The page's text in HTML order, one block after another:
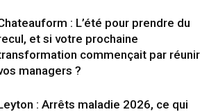
: L’été pour prendre du
et si votre prochaine
commençait par réunir
managers ?
: Arrêts maladie 2026, ce qui